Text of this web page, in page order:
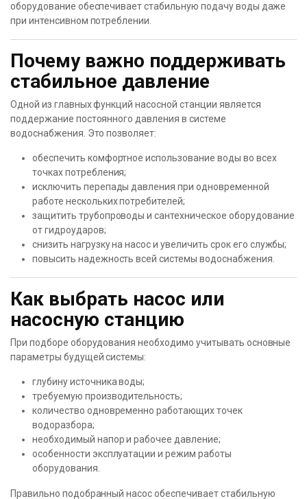
оборудование обеспечивает стабильную подачу воды даже
при интенсивном потреблении.
Почему важно поддерживать
стабильное давление
Одной из главных функций насосной станции является
поддержание постоянного давления в системе
водоснабжения. Это позволяет:
обеспечить комфортное использование воды во всех
точках потребления;
исключить перепады давления при одновременной
работе нескольких потребителей;
защитить трубопроводы и сантехническое оборудование
от гидроударов;
снизить нагрузку на насос и увеличить срок его службы;
повысить надежность всей системы водоснабжения.
Как выбрать насос или
насосную станцию
При подборе оборудования необходимо учитывать основные
параметры будущей системы:
глубину источника воды;
требуемую производительность;
количество одновременно работающих точек
водоразбора;
необходимый напор и рабочее давление;
особенности эксплуатации и режим работы
оборудования.
Правильно подобранный насос обеспечивает стабильную